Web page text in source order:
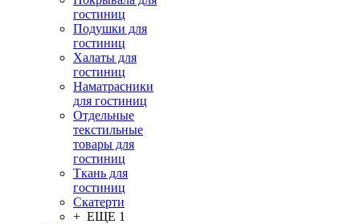
гостиниц
Подушки для
гостиниц
Халаты для
гостиниц
Наматрасники
для гостиниц
Отдельные
текстильные
товары для
гостиниц
Ткань для
гостиниц
Скатерти
+ ЕЩЕ 1